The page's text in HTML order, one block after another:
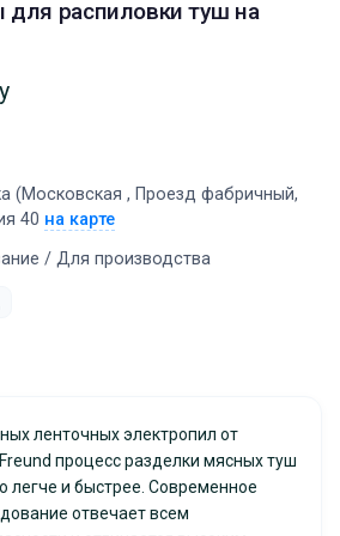
распиловки туш на
(Московская , Проезд фабричный,
40 на карте
/ Для производства
процесс разделки мясных туш
легче и быстрее. Современное
отвечает всем
осуществляется по всей России с
услуг транспортных компаний,
на перевозке сборных грузов